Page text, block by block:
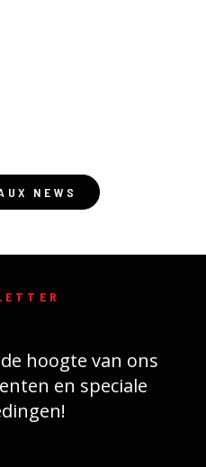
NEWS
hoogte van ons
en speciale